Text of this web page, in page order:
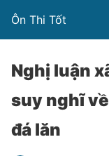
Ôn Thi Tốt
Nghị luận
suy nghĩ
đá lăn